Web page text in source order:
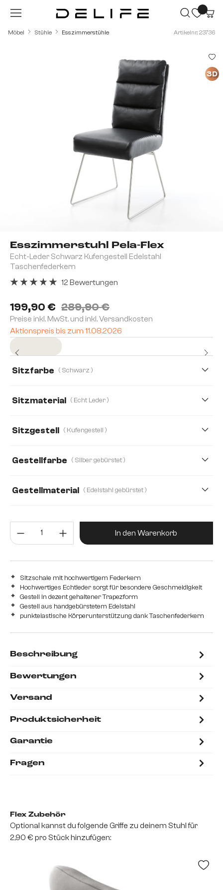
Zum Hauptinhalt springen
Möbel Stühle Esszimmerstühle Artikelnr.: 23736
Esszimmerstuhl Pela-Flex
Echt-Leder Schwarz Kufengestell Edelstahl
Taschenfederkern
199,90 € 289,90 €
Preise inkl. MwSt. und inkl. Versandkosten
Aktionspreis bis zum 11.08.2026
12 Bewertungen
Sitzfarbe ( Schwarz )
Sitzmaterial ( Echt Leder )
Sitzgestell ( Kufengestell )
Gestellfarbe ( Silber gebürstet )
Gestellmaterial ( Edelstahl gebürstet )
Holz Metall Produkt Anzahl: Gib den
In den Warenkorb
Sitzschale mit hochwertigem Federkern
Hochwertiges Echtleder sorgt für besondere Geschmeidigkeit
Gestell in dezent gehaltener Trapezform
Gestell aus handgebürstetem Edelstahl
punktelastische Körperunterstützung dank Taschenfederkern
3D
Beschreibung
Bewertungen
Versand
Produktsicherheit
Garantie
Fragen
Flex Zubehör
Optional kannst du folgende Griffe zu deinem Stuhl für
2,90 € pro Stück hinzufügen: